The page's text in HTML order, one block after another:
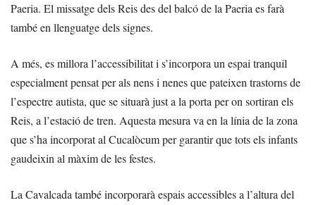
Paeria. El missatge dels Reis des del balcó de la Paeria es farà
també en llenguatge dels signes.
A més, es millora l’accessibilitat i s’incorpora un espai tranquil
especialment pensat per als nens i nenes que pateixen trastorns de
l’espectre autista, que se situarà just a la porta per on sortiran els
Reis, a l’estació de tren. Aquesta mesura va en la línia de la zona
que s’ha incorporat al Cucalòcum per garantir que tots els infants
gaudeixin al màxim de les festes.
La Cavalcada també incorporarà espais accessibles a l’altura del